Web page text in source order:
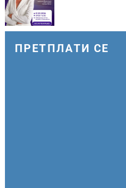
ПРЕТПЛАТИ СЕ